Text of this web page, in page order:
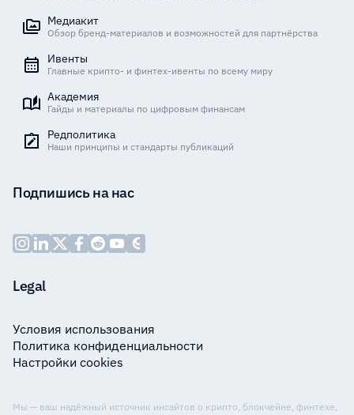
Медиакит
Обзор бренд-материалов и возможностей для партнёрства
Ивенты
Главные крипто- и финтех-ивенты по всему миру
Академия
Гайды и материалы по цифровым финансам
Редполитика
Наши принципы и стандарты публикаций
Подпишись на нас
Legal
Условия использования
Политика конфиденциальности
Настройки cookies
Мы — ваш надёжный источник инсайтов о крипто, блокчейне, финтехе,